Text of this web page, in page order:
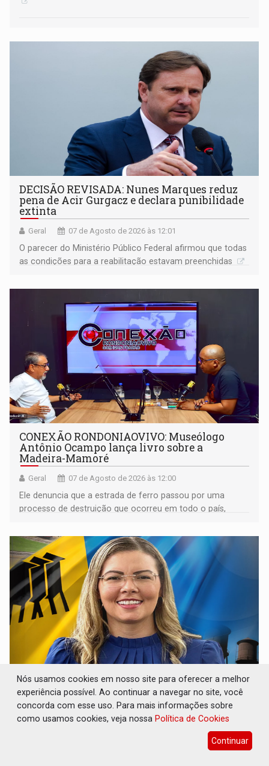
DECISÃO REVISADA: Nunes Marques reduz
pena de Acir Gurgacz e declara punibilidade
extinta
Geral 07 de Agosto de 2026 às 12:01
O parecer do Ministério Público Federal afirmou que todas
as condições para a reabilitação estavam preenchidas
CONEXÃO RONDONIAOVIVO: Museólogo
Antônio Ocampo lança livro sobre a
Madeira-Mamoré
Geral 07 de Agosto de 2026 às 12:00
Ele denuncia que a estrada de ferro passou por uma
processo de destruição que ocorreu em todo o país,
ELEIÇÕES 2026: Patrimônio de candidata a
deputada federal do PL salta R$ 1 mil para R$
155 mil
07 de Agosto de 2026 às 11:45
Vereadora Sofia Andrade declarou ocupação principal
Nós usamos cookies em nosso site para oferecer a melhor
experiência possível. Ao continuar a navegar no site, você
concorda com esse uso. Para mais informações sobre
como usamos cookies, veja nossa Política de Cookies
Continuar